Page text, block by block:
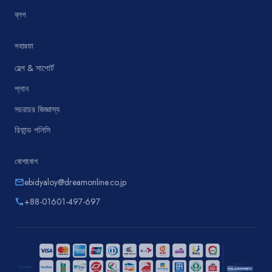
ব্লগ
সহায়তা
হেল্প & সাপোর্ট
প্লান
সচরাচর জিজ্ঞাস্য
রিফান্ড পলিসি
যোগাযোগ
emailebidyaloy@dreamonline.co.jp
phone+88-01601-497-697